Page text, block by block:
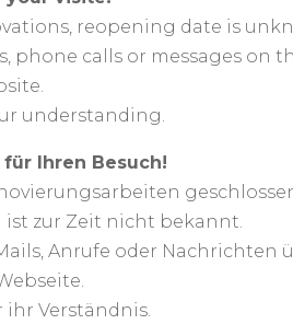
on image
reopening date is
phone calls or messages on
understanding.
Ihren Besuch!
zur Zeit nicht bekannt.
Anrufe oder Nachrichten
ihr Verständnis.